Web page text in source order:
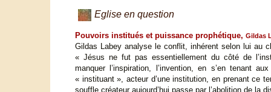
Eglise en question
Pouvoirs institués et puissance prophétique, Gildas
Gildas Labey analyse le conflit, inhérent selon lui au
« Jésus ne fut pas essentiellement du côté de
manquer l’inspiration, l’invention, en s’en tenant
« instituant », acteur d’une institution, en prenant ce
souffle créateur aujourd’hui passe par l’abolition de la